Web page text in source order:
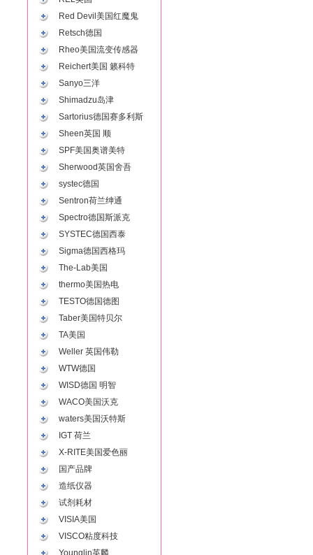
Red Devil美国红魔鬼
Retsch德国
Rheo美国流变传感器
Reichert美国 籁科特
Sanyo三洋
Shimadzu岛津
Sartorius德国赛多利斯
Sheen英国 顺
SPF美国奥谱美特
Sherwood英国舍吾
systec德国
Sentron荷兰绅通
Spectro德国斯派克
SYSTEC德国西泰
Sigma德国西格玛
The-Lab美国
thermo美国热电
TESTO德国德图
Taber美国特贝尔
TA美国
Weller 英国伟勒
WTW德国
WISD德国 明智
WACO美国沃克
waters美国沃特斯
IGT 荷兰
X-RITE美国爱色丽
国产品牌
造纸仪器
试剂耗材
VISIA美国
VISCO粘度科技
Younglin英麟